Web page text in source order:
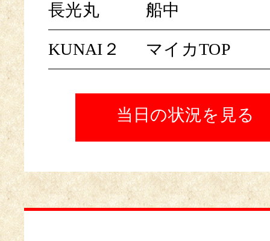
長光丸 船中
KUNAI２ マイカTOP
当日の状況を見る